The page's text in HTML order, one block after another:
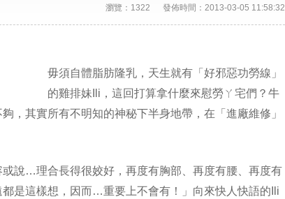
瀏覽：1322 發佈時間：2013-03-05 11:58:32
毋須自體脂肪隆乳 ，天生就有「好邪惡功勞線」
的雞排妹Ili，這回打算拿什麼來慰勞ㄚ宅們？牛
，其實所有不明知的神秘下半身地帶，在「進廠維修」
或說…理合長得很姣好，再度有胸部、再度有腰、再度有
是這樣想，因而…重要上不會有！」向來快人快語的Ili